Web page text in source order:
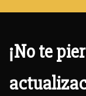
¡No te